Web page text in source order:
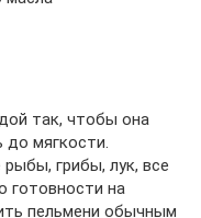
так, чтобы она
до мягкости.
грибы, лук, все
готовности на
пельмени обычным